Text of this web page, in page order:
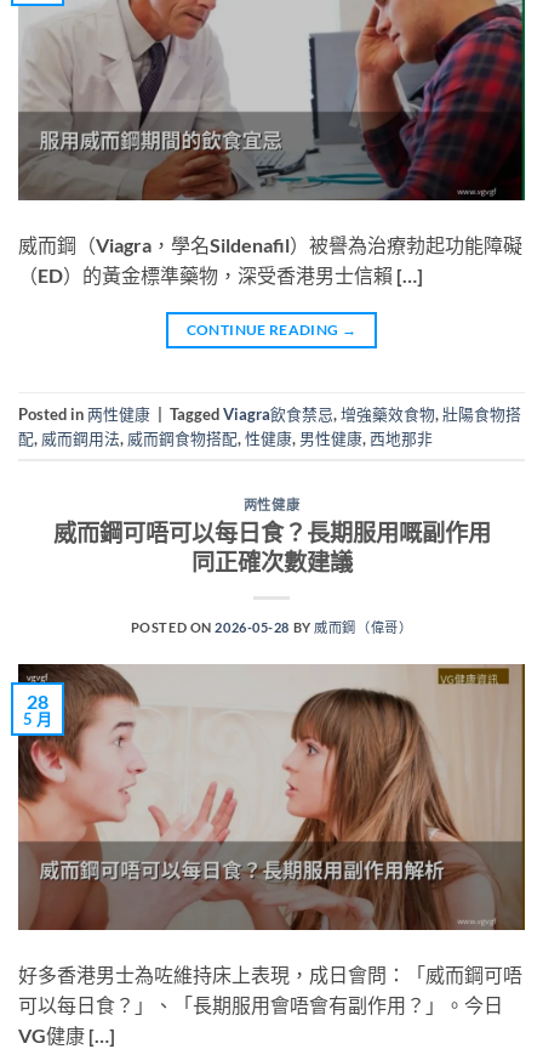
威而鋼（Viagra，學名Sildenafil）被譽為治療勃起功能障礙
（ED）的黃金標準藥物，深受香港男士信賴 […]
CONTINUE READING →
Posted in两性健康 | TaggedViagra飲食禁忌,增強藥效食物,壯陽食物搭
配, 威而鋼用法, 威而鋼食物搭配,性健康, 男性健康,西地那非
两性健康
威而鋼可唔可以每日食？長期服用嘅副作用
同正確次數建議
POSTED ON2026-05-28 BY 威而鋼（偉哥）
28
5 月
好多香港男士為咗維持床上表現，成日會問：「威而鋼可唔
可以每日食？」、「長期服用會唔會有副作用？」。今日
VG健康 […]